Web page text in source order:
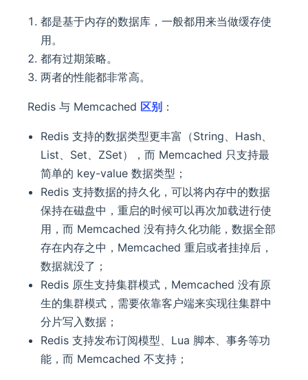
都是基于内存的数据库，一般都用来当做缓存使
用。
都有过期策略。
两者的性能都非常高。
Redis 与 Memcached 区别 ：
Redis 支持的数据类型更丰富（String、Hash、
List、Set、ZSet），而 Memcached 只支持最
简单的 key-value 数据类型；
Redis 支持数据的持久化，可以将内存中的数据
保持在磁盘中，重启的时候可以再次加载进行使
用，而 Memcached 没有持久化功能，数据全部
存在内存之中，Memcached 重启或者挂掉后，
数据就没了；
Redis 原生支持集群模式，Memcached 没有原
生的集群模式，需要依靠客户端来实现往集群中
分片写入数据；
Redis 支持发布订阅模型、Lua 脚本、事务等功
能，而 Memcached 不支持；